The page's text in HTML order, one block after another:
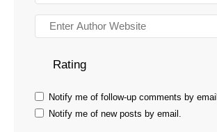
Rating
Notify me of follow-up comments by email.
Notify me of new posts by email.